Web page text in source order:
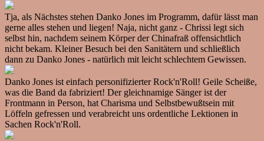
Tja, als Nächstes stehen Danko Jones im Programm, dafür lässt man
gerne alles stehen und liegen! Naja, nicht ganz - Chrissi legt sich
selbst hin, nachdem seinem Körper der Chinafraß offensichtlich
nicht bekam. Kleiner Besuch bei den Sanitätern und schließlich
dann zu Danko Jones - natürlich mit leicht schlechtem Gewissen.
Danko Jones ist einfach personifizierter Rock'n'Roll! Geile Scheiße,
was die Band da fabriziert! Der gleichnamige Sänger ist der
Frontmann in Person, hat Charisma und Selbstbewußtsein mit
Löffeln gefressen und verabreicht uns ordentliche Lektionen in
Sachen Rock'n'Roll.